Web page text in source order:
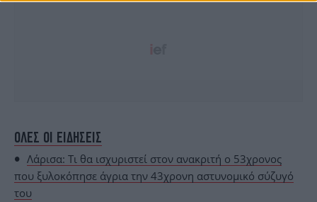
ΟΛΕΣ ΟΙ ΕΙΔΗΣΕΙΣ
Λάρισα: Τι θα ισχυριστεί στον ανακριτή ο 53χρονος
που ξυλοκόπησε άγρια την 43χρονη αστυνομικό σύζυγό
του